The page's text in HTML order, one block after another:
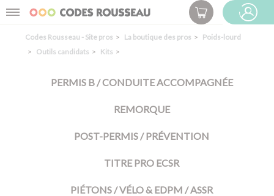
Menu
ESPACE PRO
Codes Rousseau - Site pros La boutique des pros
Poids-lourd
Outils candidats
Kits
PERMIS B / CONDUITE ACCOMPAGNÉE
REMORQUE
POST-PERMIS / PRÉVENTION
TITRE PRO ECSR
PIÉTONS / VÉLO & EDPM / ASSR
Panneau de gestion des cookies